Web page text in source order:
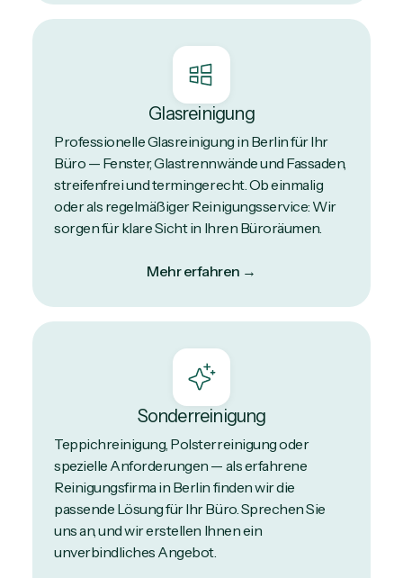
Glasreinigung
Professionelle Glasreinigung in Berlin für Ihr
Büro — Fenster, Glastrennwände und Fassaden,
streifenfrei und termingerecht. Ob einmalig
oder als regelmäßiger Reinigungsservice: Wir
sorgen für klare Sicht in Ihren Büroräumen.
Mehr erfahren →
Sonderreinigung
Teppichreinigung, Polsterreinigung oder
spezielle Anforderungen — als erfahrene
Reinigungsfirma in Berlin finden wir die
passende Lösung für Ihr Büro. Sprechen Sie
uns an, und wir erstellen Ihnen ein
unverbindliches Angebot.